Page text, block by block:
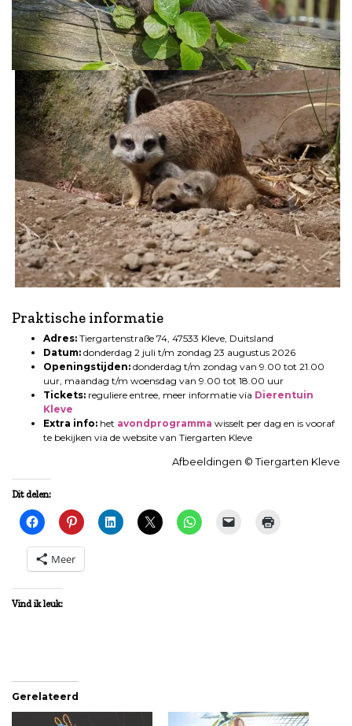
Praktische informatie
Adres: Tiergartenstraße 74, 47533 Kleve, Duitsland
Datum: donderdag 2 juli t/m zondag 23 augustus 2026
Openingstijden: donderdag t/m zondag van 9.00 tot 21.00
uur, maandag t/m woensdag van 9.00 tot 18.00 uur
Tickets: reguliere entree, meer informatie via Dierentuin
Kleve
Extra info: het avondprogramma wisselt per dag en is vooraf
te bekijken via de website van Tiergarten Kleve
Afbeeldingen © Tiergarten Kleve
Dit delen:
Meer
Vind ik leuk:
Gerelateerd